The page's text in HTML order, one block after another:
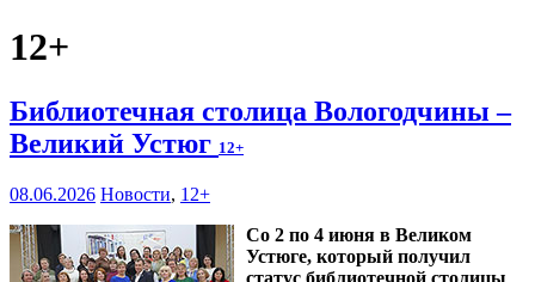
12+
Библиотечная столица Вологодчины –
Великий Устюг 12+
08.06.2026 Новости, 12+
Со 2 по 4 июня в Великом
Устюге, который получил
статус библиотечной столицы